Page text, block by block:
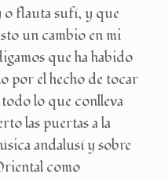
o flauta sufí, y que
un cambio en mi
que ha habido
por el hecho de tocar
lo que conlleva
las puertas a la
andalusí y sobre
como